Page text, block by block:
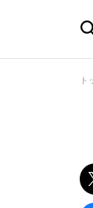
ト